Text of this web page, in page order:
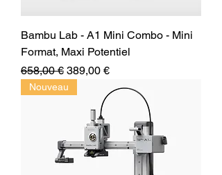
Bambu Lab - A1 Mini Combo - Mini
Format, Maxi Potentiel
Prix original
658,00 € Prix promotionnel
389,00 €
Nouveau